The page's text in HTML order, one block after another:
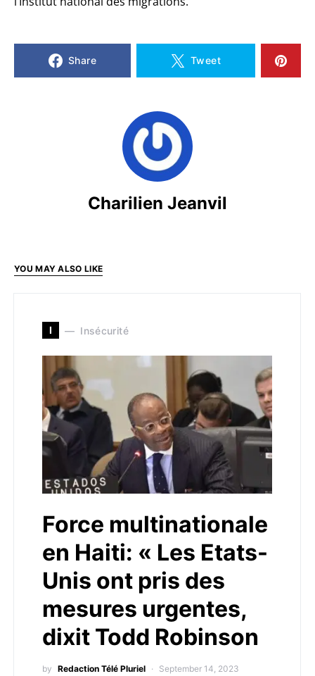
Share Tweet
Charilien Jeanvil
YOU MAY ALSO LIKE
I Insécurité
Force multinationale
en Haiti: « Les Etats-
Unis ont pris des
mesures urgentes,
dixit Todd Robinson
by Redaction Télé Pluriel September 14, 2023